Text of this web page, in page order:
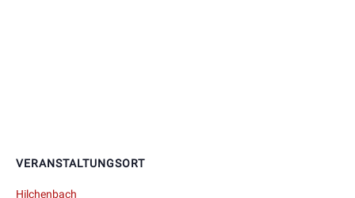
VERANSTALTUNGSORT
Hilchenbach